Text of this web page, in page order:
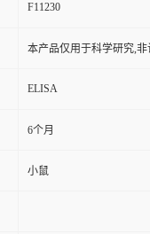
F11230
本产品仅用于科学研究,
ELISA
6个月
小鼠